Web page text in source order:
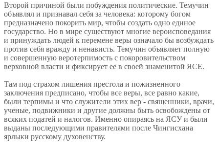
Второй причиной были побуждения политические. Темучин
объявлял и признавал себя за человека: которому богом
предназначено покорить мир, чтобы создать одно единое
государство. Но в мире существуют многие вероисповедания
и принуждать людей к перемене веры означало бы возбуждать
против себя вражду и ненависть. Темучин объявляет полную
и совершенную веротерпимость с покоровительством
верховной власти и фиксирует ее в своей знаменитой ЯСЕ.
Там под страхом лишения престола и пожизненного
заключения предписано, чтобы все веры, все равно какие,
были терпимы и что служители этих вер - священники, врачи,
ученые, подвижники и другие должны быть освобождены от
всяких податей и налогов. Именно опираясь на ЯСУ и были
выданы последующими правителями после Чингисхана
ярлыки русскому духовенству.